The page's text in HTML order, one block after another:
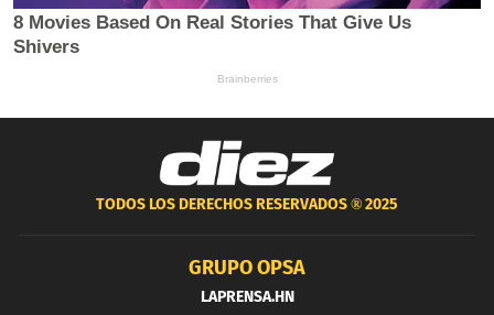
TODOS LOS DERECHOS RESERVADOS ®2025
GRUPO OPSA
LAPRENSA.HN